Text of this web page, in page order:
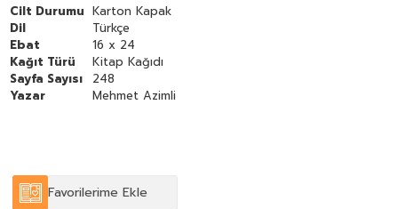
Peygamberin hayatının abartılardan arındırılmış bir şekilde
gerçeğe uygun olarak ele alındığını söylemek zordur. Diğer
taraftan böyle bir eser hazırlamak eldeki malzeme açısından da
zordur.
Bu noktada İslami ilimlerin son aşamasındaki bir öğrencinin
hazırladığımız kitapta ilk elden kaynaklardan derlenmiş bilgilerle
lisans öğrencisine gerçeğe en uygun siyeri nakletmeye çalıştık.
Cilt Durumu Karton Kapak
Dil
Türkçe
Ebat
16 x 24
Kağıt Türü
Kitap Kağıdı
Sayfa Sayısı
248
Yazar
Mehmet Azimli
Favorilerime Ekle